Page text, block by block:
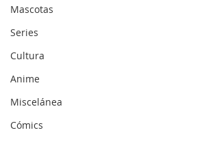
Mascotas
Series
Cultura
Anime
Miscelánea
Cómics